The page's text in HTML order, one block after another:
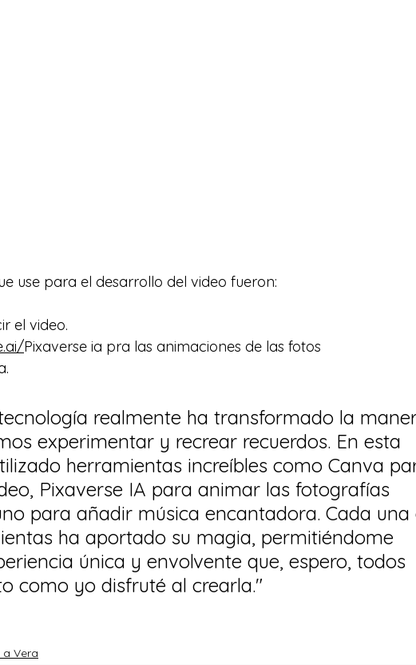
use para el desarrollo del video fueron:
el video.
Pixaverse ia pra las animaciones de las fotos
realmente ha transformado la
experimentar y recrear recuerdos. En esta
herramientas increíbles como Canva
Pixaverse IA para animar las fotografías
para añadir música encantadora. Cada una
ha aportado su magia, permitiéndome
única y envolvente que, espero, todos
como yo disfruté al crearla."
Vera